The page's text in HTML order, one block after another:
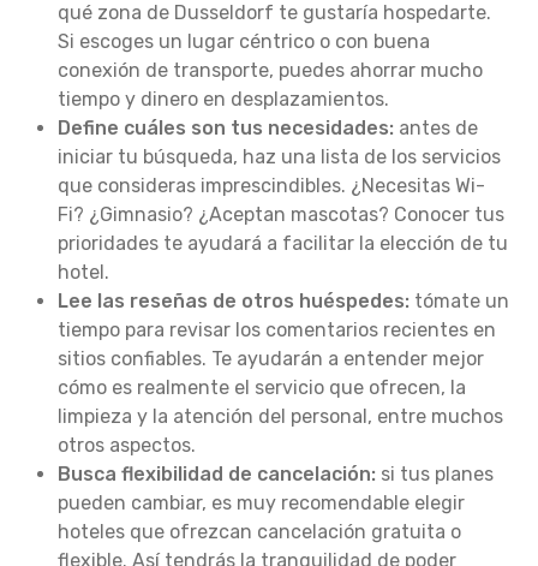
qué zona de Dusseldorf te gustaría hospedarte.
Si escoges un lugar céntrico o con buena
conexión de transporte, puedes ahorrar mucho
tiempo y dinero en desplazamientos.
Define cuáles son tus necesidades: antes de
iniciar tu búsqueda, haz una lista de los servicios
que consideras imprescindibles. ¿Necesitas Wi-
Fi? ¿Gimnasio? ¿Aceptan mascotas? Conocer tus
prioridades te ayudará a facilitar la elección de tu
hotel.
Lee las reseñas de otros huéspedes: tómate un
tiempo para revisar los comentarios recientes en
sitios confiables. Te ayudarán a entender mejor
cómo es realmente el servicio que ofrecen, la
limpieza y la atención del personal, entre muchos
otros aspectos.
Busca flexibilidad de cancelación: si tus planes
pueden cambiar, es muy recomendable elegir
hoteles que ofrezcan cancelación gratuita o
flexible. Así tendrás la tranquilidad de poder